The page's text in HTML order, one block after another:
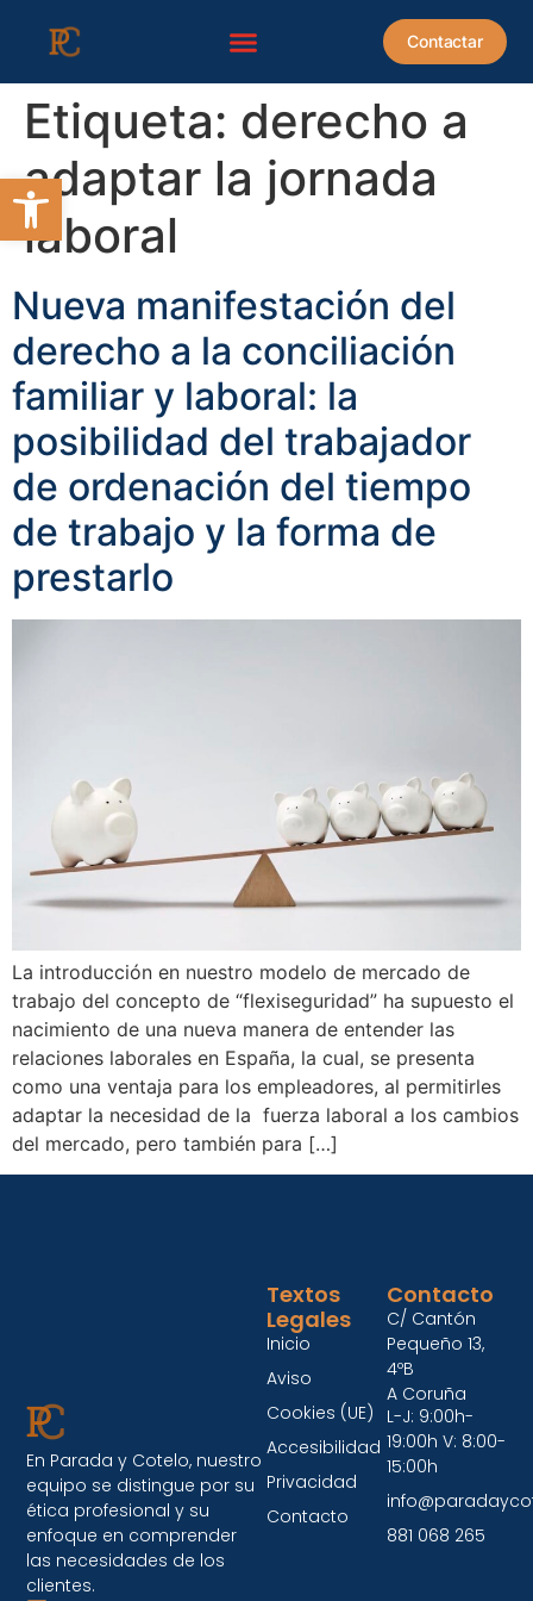
Abrir barra de herramientas
Contactar
Etiqueta: derecho a
adaptar la jornada
laboral
Nueva manifestación del
derecho a la conciliación
familiar y laboral: la
posibilidad del trabajador
de ordenación del tiempo
de trabajo y la forma de
prestarlo
La introducción en nuestro modelo de mercado de
trabajo del concepto de “flexiseguridad” ha supuesto el
nacimiento de una nueva manera de entender las
relaciones laborales en España, la cual, se presenta
como una ventaja para los empleadores, al permitirles
adaptar la necesidad de la fuerza laboral a los cambios
del mercado, pero también para […]
En Parada y Cotelo, nuestro
equipo se distingue por su
ética profesional y su
enfoque en comprender
las necesidades de los
clientes.
Contacto
C/ Cantón
Pequeño 13,
4ºB
A Coruña
L-J: 9:00h-
19:00h V: 8:00-
15:00h
881 068 265
Textos
Legales
Inicio
Aviso
Cookies (UE)
Accesibilidad
Privacidad
Contacto